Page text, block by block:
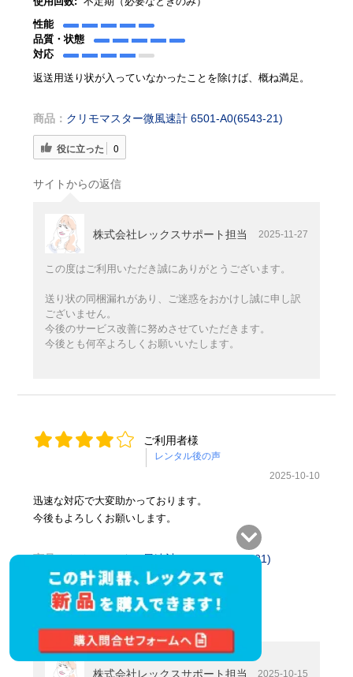
性能
品質・状態
対応
返送用送り状が入っていなかったことを除けば、概ね満足。
商品： クリモマスター微風速計 6501-A0(6543-21)
役に立った 0
サイトからの返信
株式会社レックスサポート担当 2025-11-27
この度はご利用いただき誠にありがとうございます。
送り状の同梱漏れがあり、ご迷惑をおかけし誠に申し訳
ございません。
今後のサービス改善に努めさせていただきます。
今後とも何卒よろしくお願いいたします。
ご利用者様
2025-10-10
迅速な対応で大変助かっております。
今後もよろしくお願いします。
商品：クリモマスター風速計 6501-00(6531-21)
役に立った 0
株式会社レックスサポート担当 2025-10-15